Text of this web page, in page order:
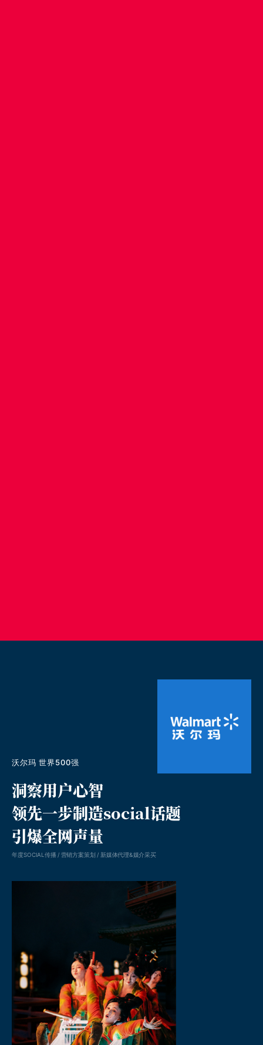
沃尔玛 世界500强
洞察用户心智
领先一步制造social话题
引爆全网声量
年度SOCIAL传播 / 营销方案策划 / 新媒体代理&媒介采买